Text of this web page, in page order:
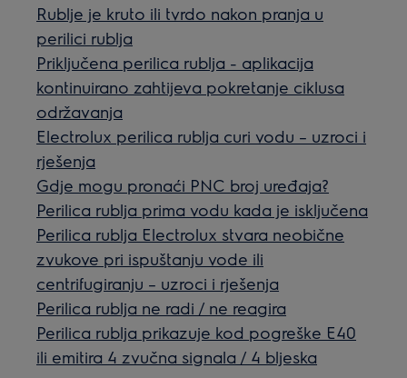
Rublje je kruto ili tvrdo nakon pranja u
perilici rublja
Priključena perilica rublja - aplikacija
kontinuirano zahtijeva pokretanje ciklusa
održavanja
Electrolux perilica rublja curi vodu – uzroci i
rješenja
Gdje mogu pronaći PNC broj uređaja?
Perilica rublja prima vodu kada je isključena
Perilica rublja Electrolux stvara neobične
zvukove pri ispuštanju vode ili
centrifugiranju – uzroci i rješenja
Perilica rublja ne radi / ne reagira
Perilica rublja prikazuje kod pogreške E40
ili emitira 4 zvučna signala / 4 bljeska